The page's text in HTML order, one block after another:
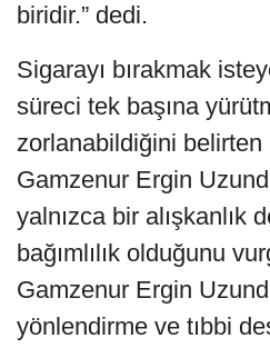
biridir.” dedi.
Sigarayı bırakmak
süreci tek başına
zorlanabildiğini belirten
Gamzenur Ergin
yalnızca bir alışkanlık
bağımlılık olduğunu
Gamzenur Ergin
yönlendirme ve tıbbi